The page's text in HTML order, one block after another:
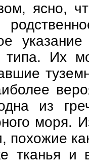
ясно,
типа. Их
из
моря.
похожие
тканья и